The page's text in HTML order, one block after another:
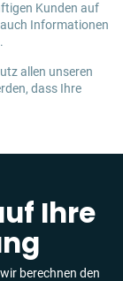
Kunden auf
Informationen
allen unseren
dass Ihre
Ihre
berechnen den